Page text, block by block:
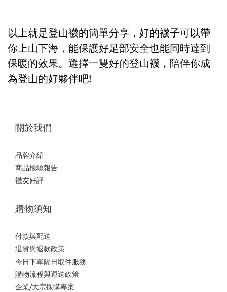
以上就是登山襪的簡單分享 ， 好的襪子可以帶
你上山下海 ， 能保護好足部安全也能同時達到
保暖的效果。 選擇一雙好的登山襪 ， 陪伴你成
為登山的好夥伴吧!
關於我們
品牌介紹
商品檢驗報告
襪友好評
購物須知
付款與配送
退貨與退款政策
今日下單隔日取件服務
購物流程與運送政策
企業/大宗採購專案